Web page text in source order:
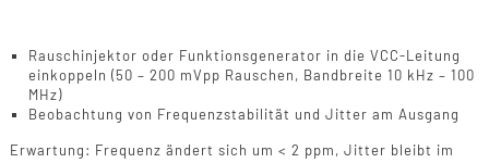
Rauschinjektor oder Funktionsgenerator in die VCC-Leitung
einkoppeln (50 – 200 mVpp Rauschen, Bandbreite 10 kHz – 100
MHz)
Beobachtung von Frequenzstabilität und Jitter am Ausgang
Erwartung: Frequenz ändert sich um < 2 ppm, Jitter bleibt im